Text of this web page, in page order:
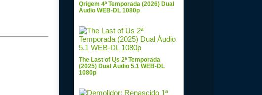
Origem 4ª Temporada (2026) Dual
Áudio WEB-DL 1080p
The Last of Us 2ª Temporada
(2025) Dual Áudio 5.1 WEB-DL
1080p